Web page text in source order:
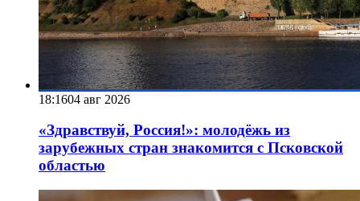
18:1604 авг 2026
«Здравствуй, Россия!»: молодёжь из
зарубежных стран знакомится с Псковской
областью